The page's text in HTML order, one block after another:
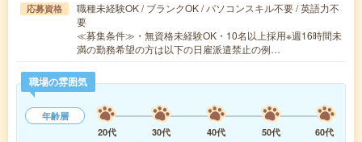
応募資格
職種未経験OK / ブランクOK / パソコンスキル不要 / 英語力不
要
≪募集条件≫・無資格未経験OK・10名以上採用※週16時間未
満の勤務希望の方は以下の日雇派遣禁止の例…
職場の雰囲気
年齢層
20代
30代 40代 50代
60代